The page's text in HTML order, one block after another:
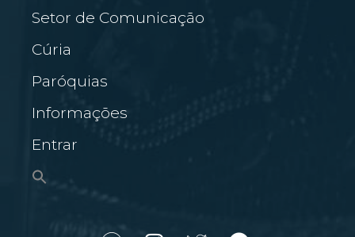
Setor de Comunicação
Cúria
Paróquias
Informações
Entrar